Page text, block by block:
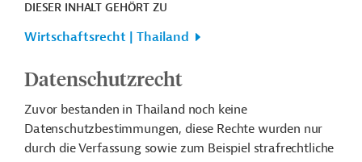
DIESER INHALT GEHÖRT ZU
Wirtschaftsrecht | Thailand
Datenschutzrecht
Zuvor bestanden in Thailand noch keine
Datenschutzbestimmungen, diese Rechte wurden nur
durch die Verfassung sowie zum Beispiel strafrechtliche